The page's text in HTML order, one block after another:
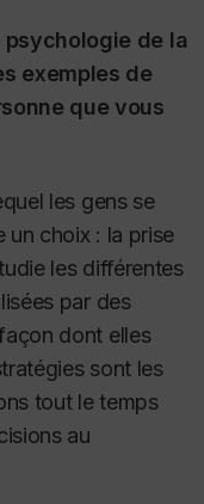
de la
exemples de
que vous
les gens se
un choix : la prise
les différentes
par des
dont elles
sont les
tout le temps
au